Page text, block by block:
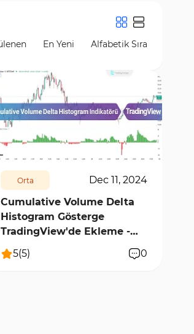
sunar. Bu araçlar, özellikle
ve RSI Moving Average gibi
En Yeni Alfabetik Sıra
2
Orta
Dec 11, 2024
Cumulative Volume Delta
Histogram Gösterge
TradingView'de Ekleme -
Ücretsiz
5(5) 0